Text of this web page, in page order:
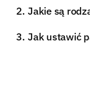
Jakie są
Jak ustawić